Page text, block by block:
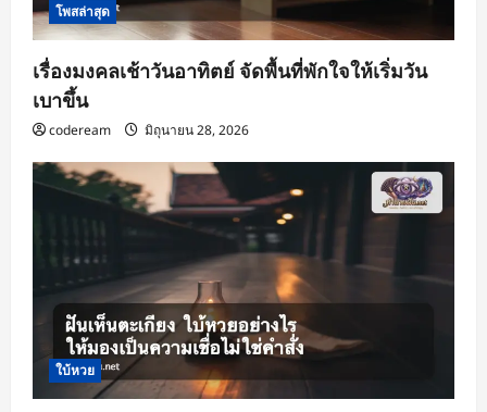
โพสล่าสุด
เรื่องมงคลเช้าวันอาทิตย์ จัดพื้นที่พักใจให้เริ่มวัน
เบาขึ้น
codeream มิถุนายน 28, 2026
ใบ้หวย